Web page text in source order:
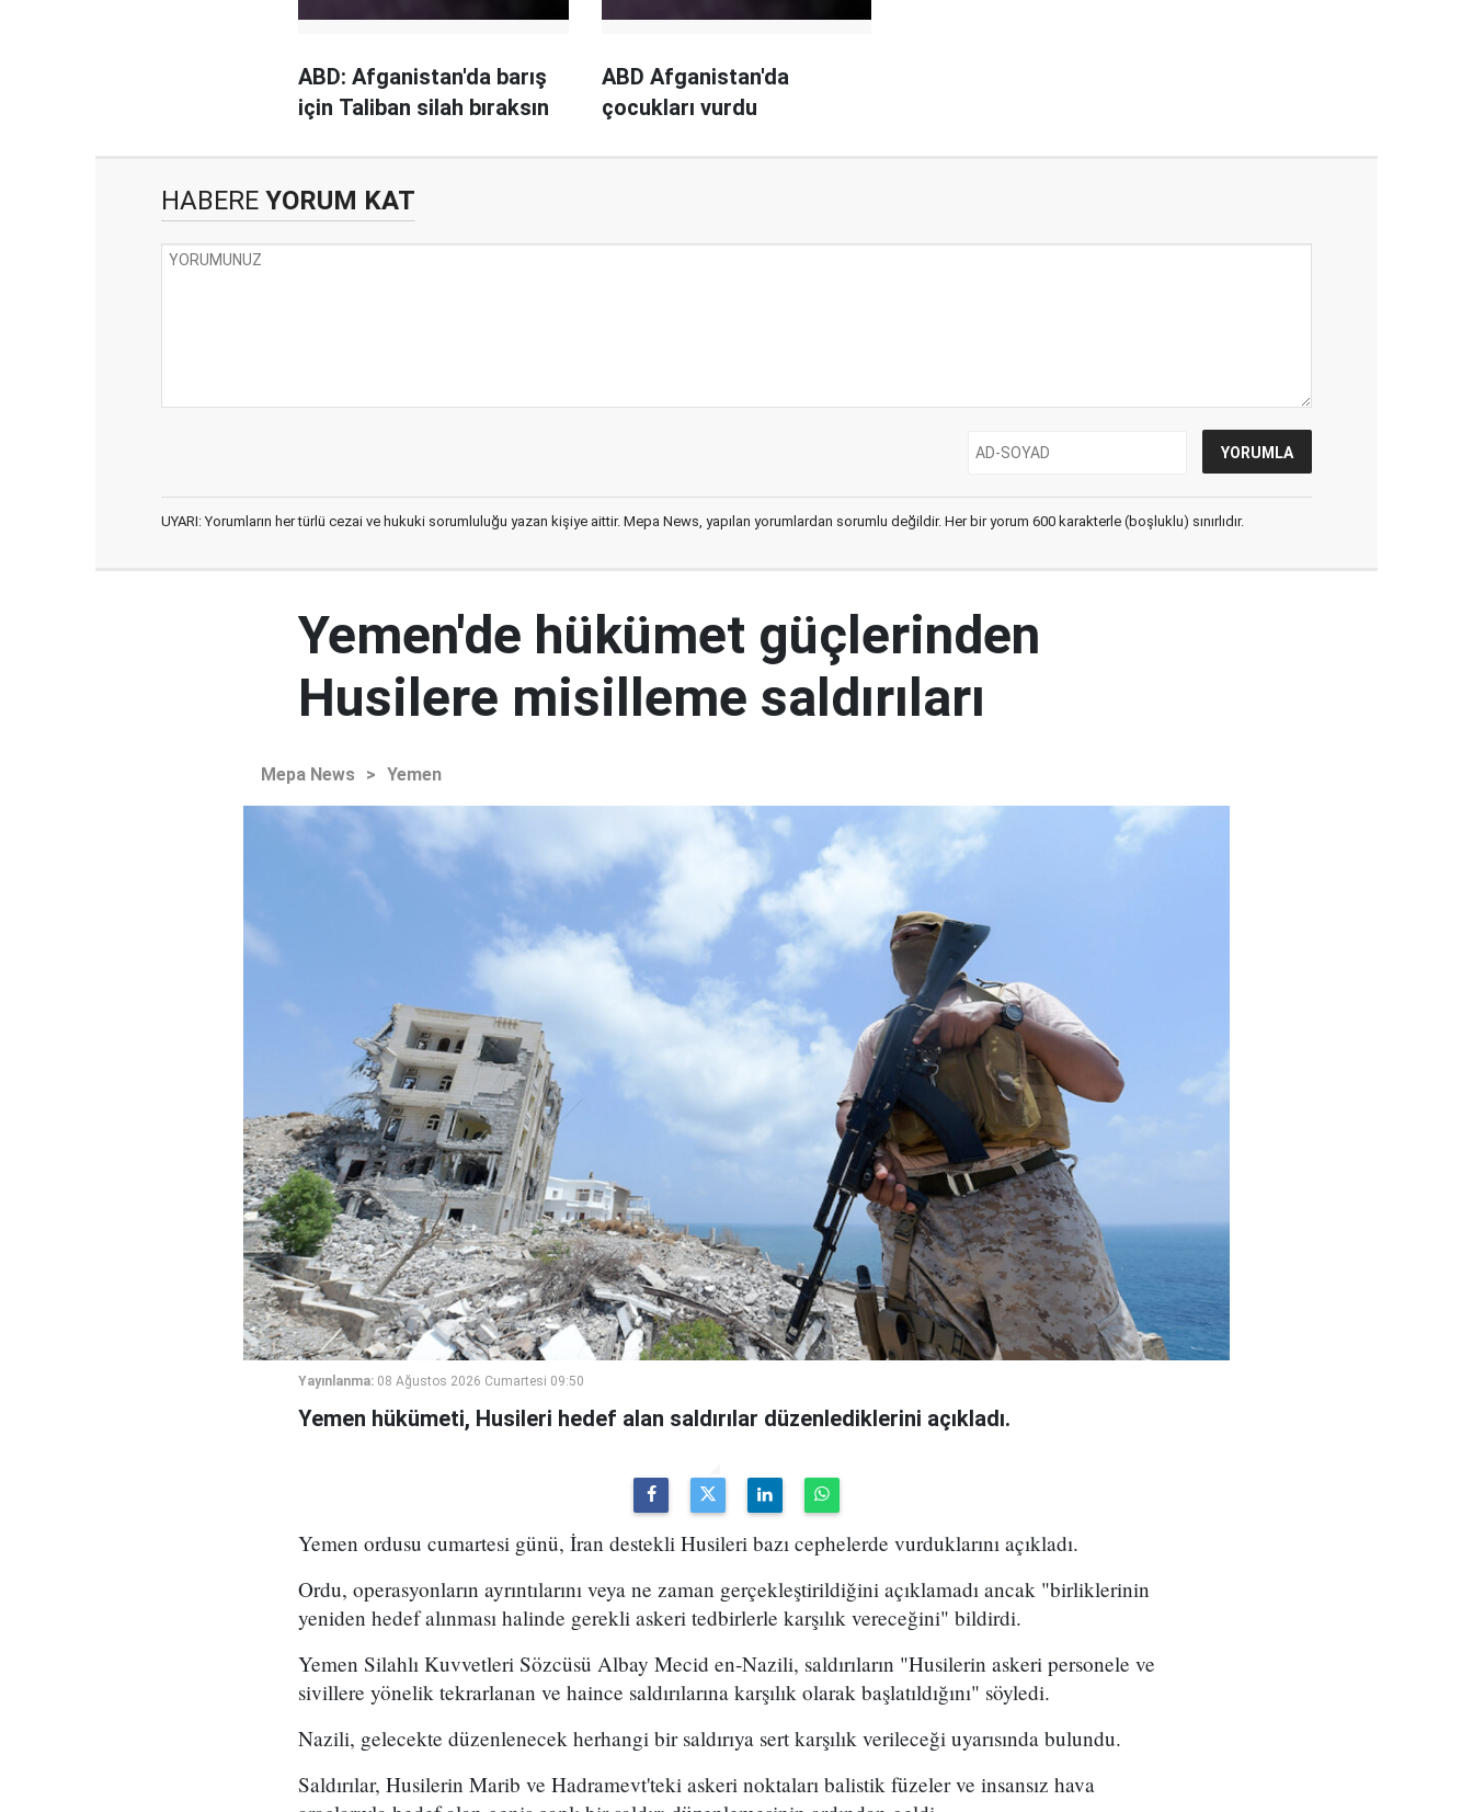
ABD: Afganistan'da barış
için Taliban silah bıraksın
ABD Afganistan'da
çocukları vurdu
HABERE YORUM KAT
UYARI: Yorumların her türlü cezai ve hukuki sorumluluğu yazan kişiye aittir. Mepa News, yapılan yorumlardan sorumlu değildir. Her bir yorum 600 karakterle (boşluklu) sınırlıdır.
Yemen'de hükümet güçlerinden
Husilere misilleme saldırıları
Mepa News > Yemen
Yayınlanma: 08 Ağustos 2026 Cumartesi 09:50
Yemen hükümeti, Husileri hedef alan saldırılar düzenlediklerini açıkladı.
Yemen ordusu cumartesi günü, İran destekli Husileri bazı cephelerde vurduklarını açıkladı.
Ordu, operasyonların ayrıntılarını veya ne zaman gerçekleştirildiğini açıklamadı ancak "birliklerinin
yeniden hedef alınması halinde gerekli askeri tedbirlerle karşılık vereceğini" bildirdi.
Yemen Silahlı Kuvvetleri Sözcüsü Albay Mecid en-Nazili, saldırıların "Husilerin askeri personele ve
sivillere yönelik tekrarlanan ve haince saldırılarına karşılık olarak başlatıldığını" söyledi.
Nazili, gelecekte düzenlenecek herhangi bir saldırıya sert karşılık verileceği uyarısında bulundu.
Saldırılar, Husilerin Marib ve Hadramevt'teki askeri noktaları balistik füzeler ve insansız hava